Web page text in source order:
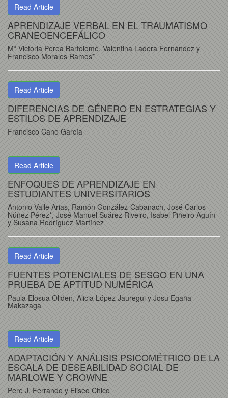
Read Article
APRENDIZAJE VERBAL EN EL TRAUMATISMO
CRANEOENCEFÁLICO
Mª Victoria Perea Bartolomé, Valentina Ladera Fernández y
Francisco Morales Ramos*
Read Article
DIFERENCIAS DE GÉNERO EN ESTRATEGIAS Y
ESTILOS DE APRENDIZAJE
Francisco Cano García
Read Article
ENFOQUES DE APRENDIZAJE EN
ESTUDIANTES UNIVERSITARIOS
Antonio Valle Arias, Ramón González-Cabanach, José Carlos
Núñez Pérez*, José Manuel Suárez Riveiro, Isabel Piñeiro Aguín
y Susana Rodríguez Martínez
Read Article
FUENTES POTENCIALES DE SESGO EN UNA
PRUEBA DE APTITUD NUMÉRICA
Paula Elosua Oliden, Alicia López Jauregui y Josu Egaña
Makazaga
Read Article
ADAPTACIÓN Y ANÁLISIS PSICOMÉTRICO DE LA
ESCALA DE DESEABILIDAD SOCIAL DE
MARLOWE Y CROWNE
Pere J. Ferrando y Eliseo Chico